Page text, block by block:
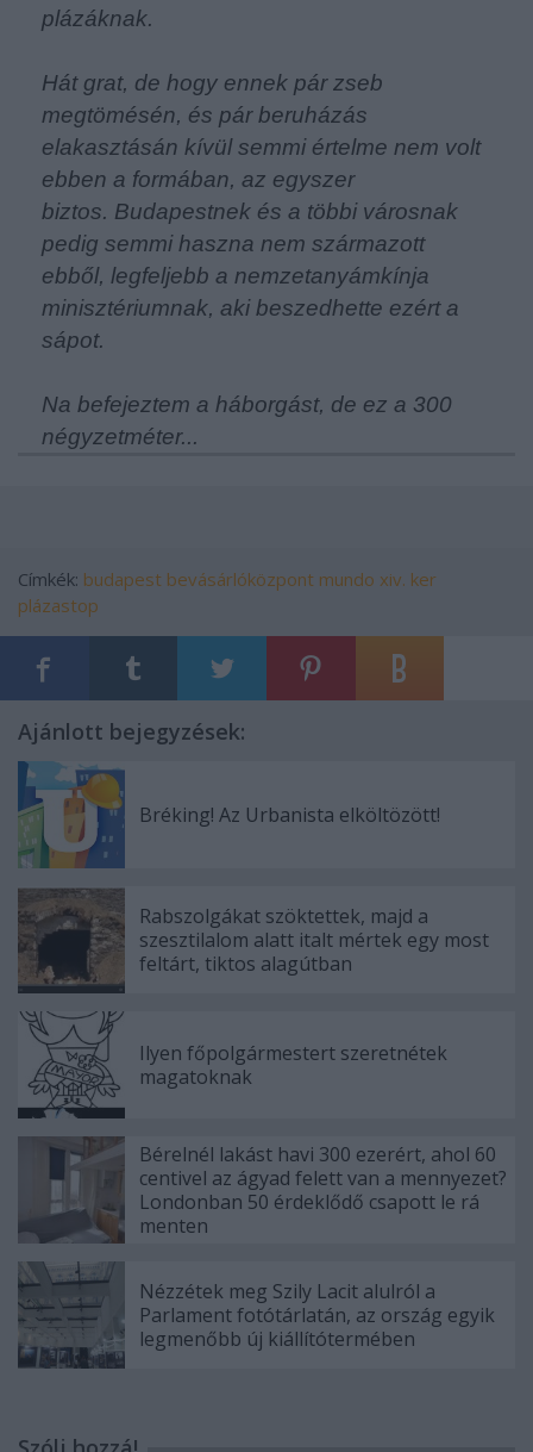
plázáknak.
Hát grat, de hogy ennek pár zseb
megtömésén, és pár beruházás
elakasztásán kívül semmi értelme nem volt
ebben a formában, az egyszer
biztos. Budapestnek és a többi városnak
pedig semmi haszna nem származott
ebből, legfeljebb a nemzetanyámkínja
minisztériumnak, aki beszedhette ezért a
sápot.
Na befejeztem a háborgást, de ez a 300
négyzetméter...
Címkék: budapest bevásárlóközpont mundo xiv. ker
plázastop
Ajánlott bejegyzések:
Bréking! Az Urbanista elköltözött!
Rabszolgákat szöktettek, majd a
szesztilalom alatt italt mértek egy most
feltárt, tiktos alagútban
Ilyen főpolgármestert szeretnétek
magatoknak
Bérelnél lakást havi 300 ezerért, ahol 60
centivel az ágyad felett van a mennyezet?
Londonban 50 érdeklődő csapott le rá
menten
Nézzétek meg Szily Lacit alulról a
Parlament fotótárlatán, az ország egyik
legmenőbb új kiállítótermében